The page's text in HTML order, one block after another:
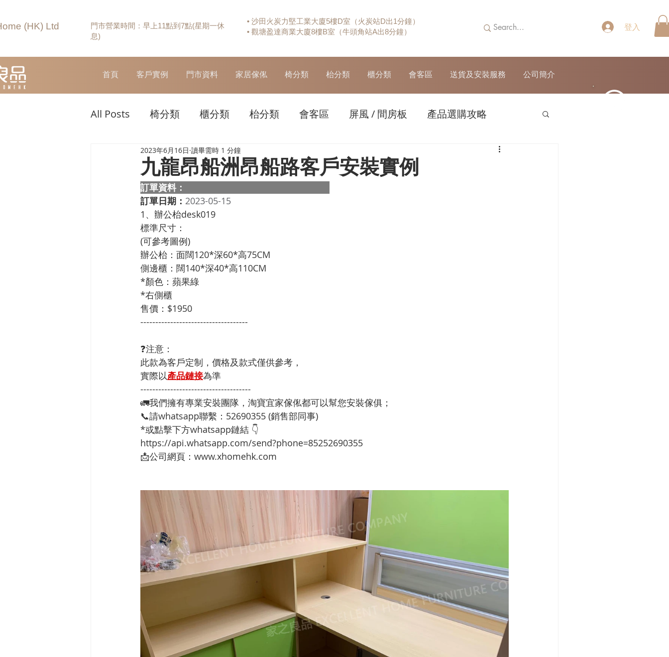
(HK) Ltd
門市營業時間：早上11點到7點(星期一休
息)
• 沙田火炭力堅工業大廈5樓D室（火炭站D出1分鐘）
• 觀塘盈達商業大廈8樓B室（牛頭角站A出8分鐘）
登入
首頁 客戶實例 門市資料 家居傢俬 椅分類 枱分類 櫃分類 會客區 送貨及安裝服務 公司簡介
All Posts 椅分類 櫃分類 枱分類 會客區 屏風 / 間房板 產品選購攻略
九龍昂船洲昂船路客戶安裝實例
2023年6月16日 讀畢需時 1 分鐘
訂單資料：
訂單日期： 2023-05-15
1、辦公枱desk019
標準尺寸：
(可參考圖例)
辦公枱：面闊120*深60*高75CM
側邊櫃：闊140*深40*高110CM
*顏色：蘋果綠
*右側櫃
售價：$1950
------------------------------------
❓注意：
此款為客戶定制，價格及款式僅供參考，
實際以產品鏈接為準
-------------------------------------
🚛我們擁有專業安裝團隊，淘寶宜家傢俬都可以幫您安裝傢俱；
📞請whatsapp聯繫：52690355 (銷售部同事)
*或點擊下方whatsapp鏈結 👇
https://api.whatsapp.com/send?phone=85252690355
📩公司網頁：www.xhomehk.com